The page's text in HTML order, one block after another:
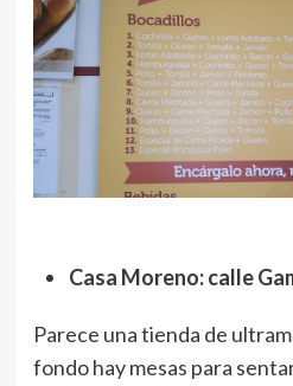
Casa Moreno: calle
Parece una tienda de
fondo hay mesas para